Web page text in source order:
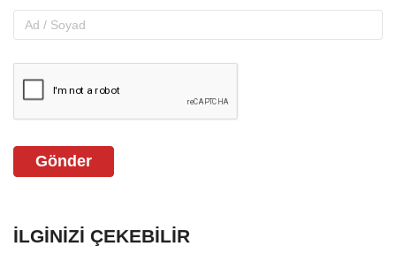
Gönder
İLGINIZI ÇEKEBILIR